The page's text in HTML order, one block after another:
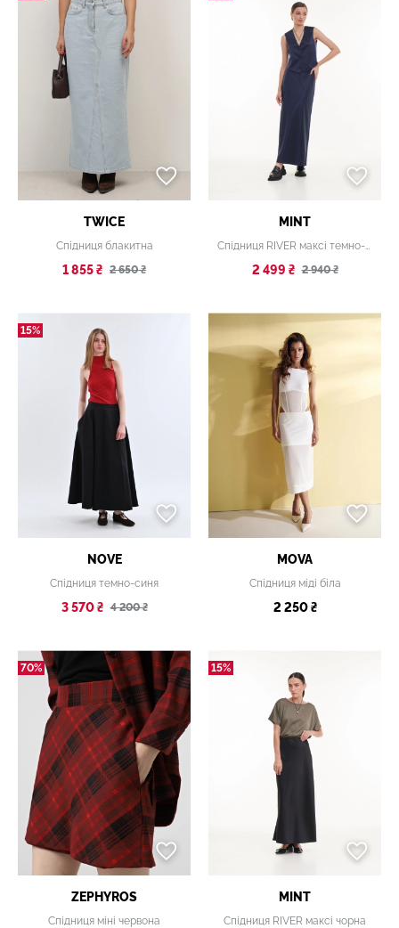
TWICE
Спідниця блакитна
1 855 ₴ 2 650 ₴
MINT
Спідниця RIVER максі темно-синя
2 499 ₴ 2 940 ₴
15%
NOVE
Спідниця темно-синя
3 570 ₴ 4 200 ₴
MOVA
Спідниця міді біла
2 250 ₴
70%
ZEPHYROS
Спідниця міні червона
15%
MINT
Спідниця RIVER максі чорна